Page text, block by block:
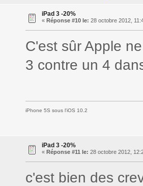
iPad 3 -20%
« Réponse #10 le: 28 octobre 2012,
C'est sûr Apple
3 contre un 4
iPhone 5S sous l'iOS 10.2
iPad 3 -20%
« Réponse #11 le: 28 octobre 2012,
c'est bien des